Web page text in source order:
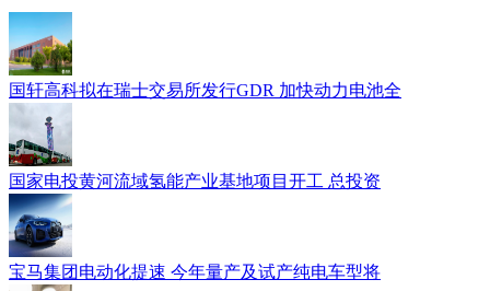
国轩高科拟在瑞士交易所发行GDR 加快动力电池全
国家电投黄河流域氢能产业基地项目开工 总投资
宝马集团电动化提速 今年量产及试产纯电车型将